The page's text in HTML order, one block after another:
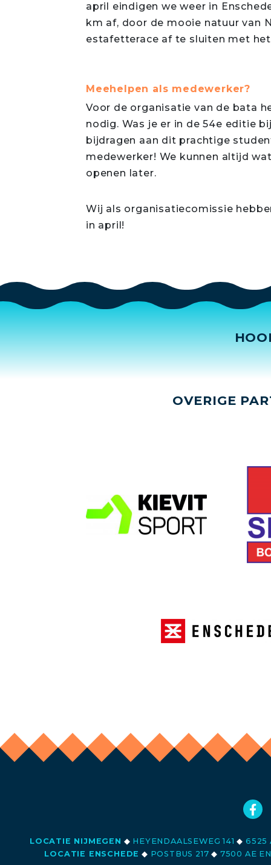
april eindigen we weer in
km af, door de mooie natuur van
estafetterace af te sluiten met
Meehelpen als medewerker?
Voor de organisatie van de bata
nodig. Was je er in de 54e editie
bijdragen aan dit prachtige
medewerker! We kunnen altijd
openen later.
Wij als organisatiecomissie
in april!
OVERIGE
LOCATIE NIJMEGEN ◆ HEYENDAALSEWEG 141◆ 6525
LOCATIE ENSCHEDE ◆ POSTBUS 217◆ 7500 AE